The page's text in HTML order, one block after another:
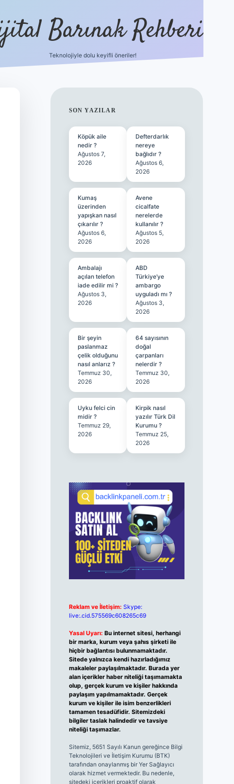
Barınak Rehberi
Teknolojiyle dolu keyifli öneriler!
SIDEBAR
SON YAZILAR
Köpük aile
nedir ?
Ağustos 7,
2026
Defterdarlık
nereye
bağlıdır ?
Ağustos 6,
2026
Kumaş
üzerinden
yapışkan nasıl
çıkarılır ?
Ağustos 6,
2026
Avene
cicalfate
nerelerde
kullanılır ?
Ağustos 5,
2026
Ambalajı
açılan telefon
iade edilir mi ?
Ağustos 3,
2026
ABD
Türkiye’ye
ambargo
uyguladı mı ?
Ağustos 3,
2026
Bir şeyin
paslanmaz
çelik olduğunu
nasıl anlarız ?
Temmuz 30,
2026
64 sayısının
doğal
çarpanları
nelerdir ?
Temmuz 30,
2026
Uyku felci cin
midir ?
Temmuz 29,
2026
Kirpik nasıl
yazılır Türk Dil
Kurumu ?
Temmuz 25,
2026
Reklam ve İletişim: Skype:
live:.cid.575569c608265c69
Yasal Uyarı: Bu internet sitesi, herhangi
bir marka, kurum veya şahıs şirketi ile
hiçbir bağlantısı bulunmamaktadır.
Sitede yalnızca kendi hazırladığımız
makaleler paylaşılmaktadır. Burada yer
alan içerikler haber niteliği taşımamakta
olup, gerçek kurum ve kişiler hakkında
paylaşım yapılmamaktadır. Gerçek
kurum ve kişiler ile isim benzerlikleri
tamamen tesadüfidir. Sitemizdeki
bilgiler taslak halindedir ve tavsiye
niteliği taşımazlar.
Sitemiz, 5651 Sayılı Kanun gereğince Bilgi
Teknolojileri ve İletişim Kurumu (BTK)
tarafından onaylanmış bir Yer Sağlayıcı
olarak hizmet vermektedir. Bu nedenle,
sitedeki içerikleri proaktif olarak
hiltonbet güncel giriş